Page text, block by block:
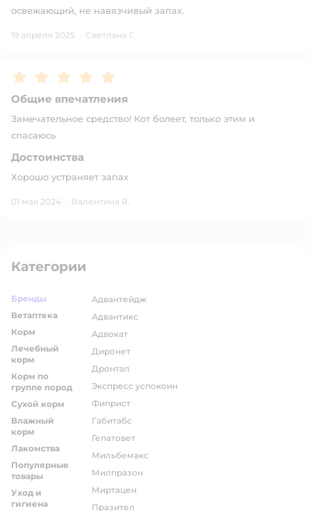
освежающий, не навязчивый запах.
19 апреля 2025 · Светлана Г.
Рейтинг:5
Общие впечатления
Замечательное средство! Кот болеет, только этим и
спасаюсь
Достоинства
Хорошо устраняет запах
01 мая 2024 · Валентина Я.
Категории
Бренды
Ветаптека
Корм
Лечебный
корм
Корм по
группе пород
Сухой корм
Влажный
корм
Лакомства
Популярные
товары
Уход и
гигиена
адвантейдж
адвантикс
адвокат
диронет
дронтал
экспресс успокоин
фиприст
габитабс
гепатовет
мильбемакс
милпразон
миртацен
празител